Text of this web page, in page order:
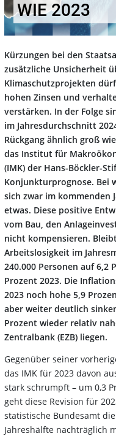
WIE 2023
Kürzungen bei den
zusätzliche Unsicherheit
Klimaschutzprojekten
hohen Zinsen und
verstärken. In der Folge
im Jahresdurchschnitt
Rückgang ähnlich groß
das Institut für
(IMK) der Hans-Böckler-
Konjunkturprognose. Bei
sich zwar im kommenden
etwas. Diese positive
vom Bau, den
nicht kompensieren.
Arbeitslosigkeit im
240.000 Personen auf
Prozent 2023. Die
2023 noch hohe 5,9
aber weiter deutlich
Prozent wieder relativ
Zentralbank (EZB) liegen.
Gegenüber seiner
das IMK für 2023 davon
stark schrumpft – um 0,3
geht diese Revision für
statistische Bundesamt
Jahreshälfte nachträglich